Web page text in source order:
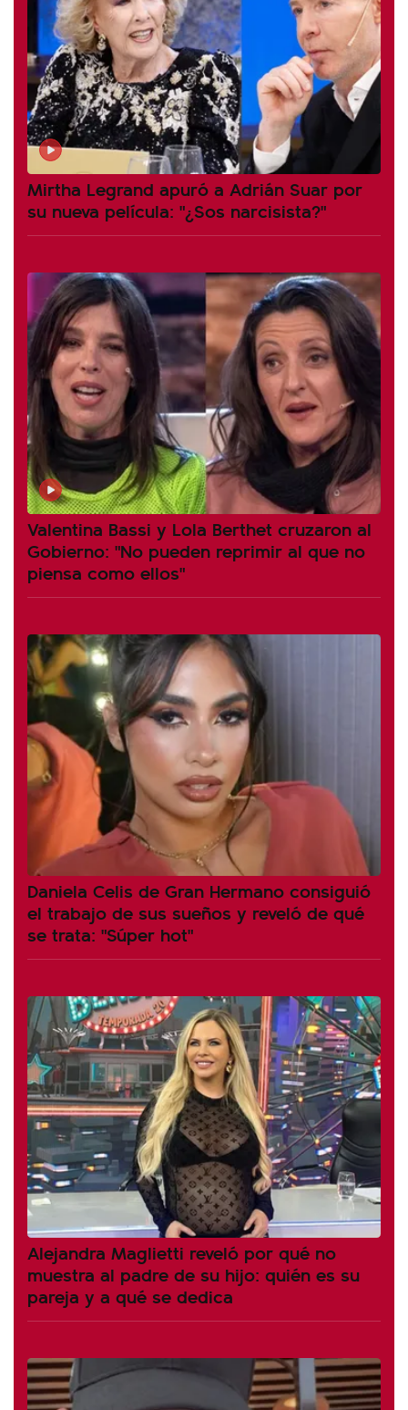
Mirtha Legrand apuró a Adrián Suar por
su nueva película: "¿Sos narcisista?"
Valentina Bassi y Lola Berthet cruzaron al
Gobierno: "No pueden reprimir al que no
piensa como ellos"
Daniela Celis de Gran Hermano consiguió
el trabajo de sus sueños y reveló de qué
se trata: "Súper hot"
Alejandra Maglietti reveló por qué no
muestra al padre de su hijo: quién es su
pareja y a qué se dedica